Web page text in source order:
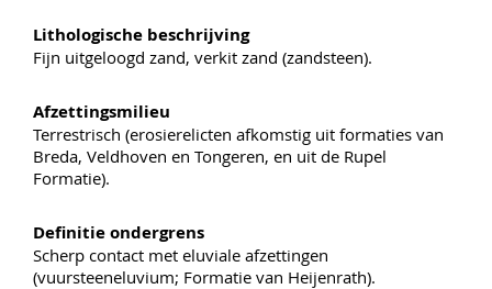
Lithologische beschrijving
Fijn uitgeloogd zand, verkit zand (zandsteen).
Afzettingsmilieu
Terrestrisch (erosierelicten afkomstig uit formaties van
Breda, Veldhoven en Tongeren, en uit de Rupel
Formatie).
Definitie ondergrens
Scherp contact met eluviale afzettingen
(vuursteeneluvium; Formatie van Heijenrath).